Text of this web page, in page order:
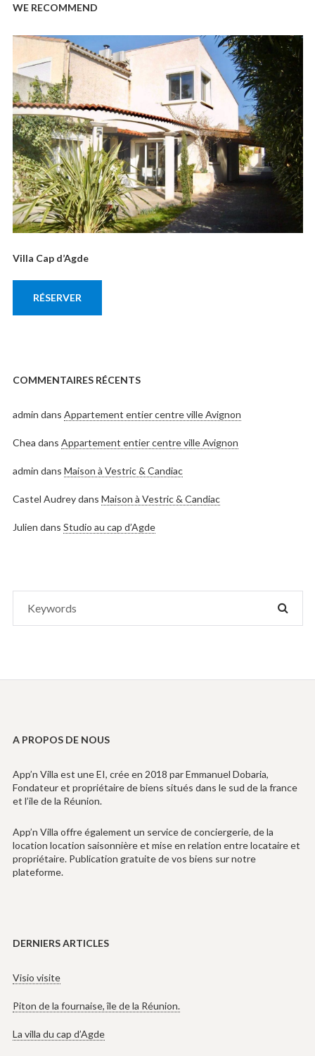
WE RECOMMEND
Villa Cap d’Agde
RÉSERVER
COMMENTAIRES RÉCENTS
admin dans Appartement entier centre ville Avignon
Chea dans Appartement entier centre ville Avignon
admin dans Maison à Vestric & Candiac
Castel Audreydans Maison à Vestric & Candiac
Julien dans Studio au cap d’Agde
A PROPOS DE NOUS
App’n Villa est une EI, crée en 2018 par Emmanuel Dobaria,
Fondateur et propriétaire de biens situés dans le sud de la france
et l’ile de la Réunion.
App’n Villa offre également un service de conciergerie, de la
location location saisonnière et mise en relation entre locataire et
propriétaire. Publication gratuite de vos biens sur notre
plateforme.
DERNIERS ARTICLES
Visio visite
Piton de la fournaise, île de la Réunion.
La villa du cap d’Agde